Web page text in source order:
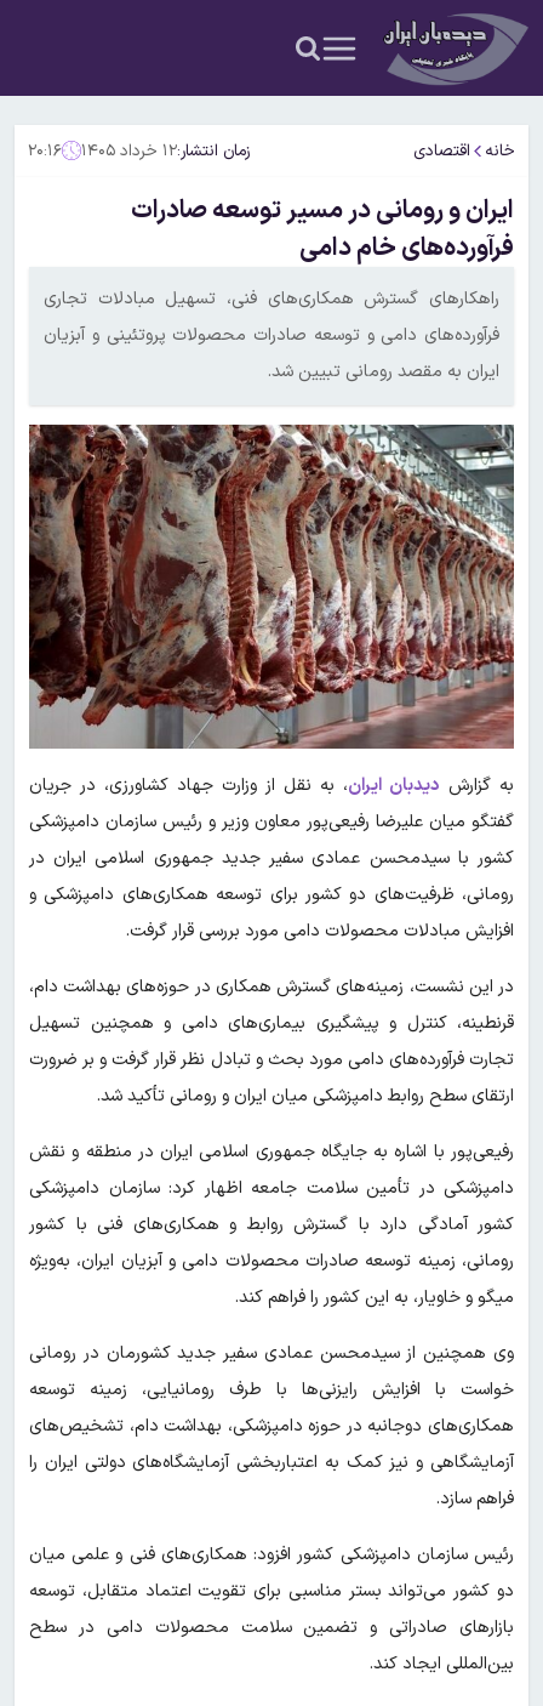
خانه اقتصادی زمان انتشار:۱۲ خرداد ۱۴۰۵ ۲۰:۱۶
ایران و رومانی در مسیر توسعه صادرات
فرآورده‌های خام دامی
راهکارهای گسترش همکاری‌های فنی، تسهیل مبادلات تجاری
فرآورده‌های دامی و توسعه صادرات محصولات پروتئینی و آبزیان
ایران به مقصد رومانی تبیین شد.
به گزارش دیدبان ایران، به نقل از وزارت جهاد کشاورزی، در جریان
گفتگو میان علیرضا رفیعی‌پور معاون وزیر و رئیس سازمان دامپزشکی
کشور با سیدمحسن عمادی سفیر جدید جمهوری اسلامی ایران در
رومانی، ظرفیت‌های دو کشور برای توسعه همکاری‌های دامپزشکی و
افزایش مبادلات محصولات دامی مورد بررسی قرار گرفت.
در این نشست، زمینه‌های گسترش همکاری در حوزه‌های بهداشت دام،
قرنطینه، کنترل و پیشگیری بیماری‌های دامی و همچنین تسهیل
تجارت فرآورده‌های دامی مورد بحث و تبادل نظر قرار گرفت و بر ضرورت
ارتقای سطح روابط دامپزشکی میان ایران و رومانی تأکید شد.
رفیعی‌پور با اشاره به جایگاه جمهوری اسلامی ایران در منطقه و نقش
دامپزشکی در تأمین سلامت جامعه اظهار کرد: سازمان دامپزشکی
کشور آمادگی دارد با گسترش روابط و همکاری‌های فنی با کشور
رومانی، زمینه توسعه صادرات محصولات دامی و آبزیان ایران، به‌ویژه
میگو و خاویار، به این کشور را فراهم کند.
وی همچنین از سیدمحسن عمادی سفیر جدید کشورمان در رومانی
خواست با افزایش رایزنی‌ها با طرف رومانیایی، زمینه توسعه
همکاری‌های دوجانبه در حوزه دامپزشکی، بهداشت دام، تشخیص‌های
آزمایشگاهی و نیز کمک به اعتباربخشی آزمایشگاه‌های دولتی ایران را
فراهم سازد.
رئیس سازمان دامپزشکی کشور افزود: همکاری‌های فنی و علمی میان
دو کشور می‌تواند بستر مناسبی برای تقویت اعتماد متقابل، توسعه
بازارهای صادراتی و تضمین سلامت محصولات دامی در سطح
بین‌المللی ایجاد کند.